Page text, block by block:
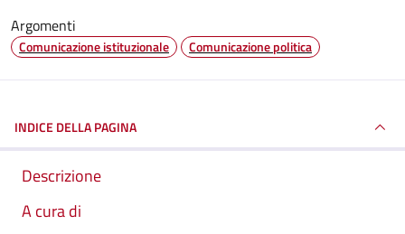
Argomenti
Comunicazione istituzionale Comunicazione politica
INDICE DELLA PAGINA
Descrizione
A cura di